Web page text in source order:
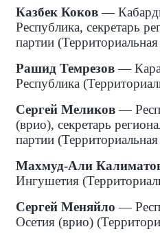
Казбек Коков—
Республика, секретарь
партии
Рашид Темрезов—
Республика
Сергей Меликов—
(врио), секретарь
партии
Махмуд-Али
Ингушетия
Сергей Меняйло —
Осетия (врио)